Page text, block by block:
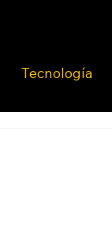
Tecnología